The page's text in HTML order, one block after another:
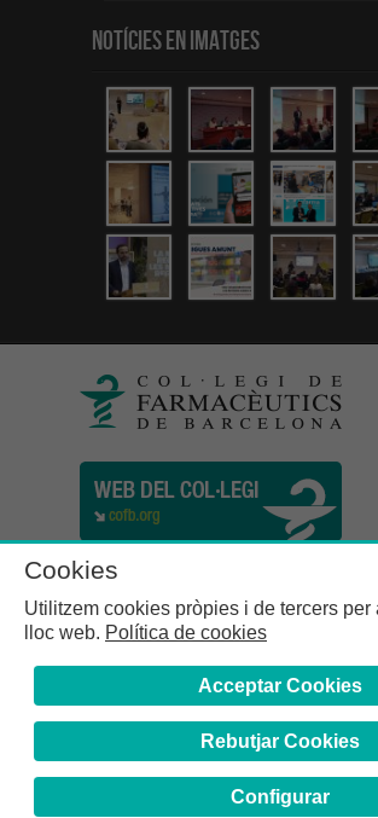
Notícies en Imatges
Cookies
Utilitzem cookies pròpies i de tercers per
lloc web. Política de cookies
Acceptar Cookies
Rebutjar Cookies
Configurar